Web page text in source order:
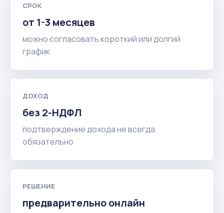
СРОК
от 1-3 месяцев
можно согласовать короткий или долгий
график
ДОХОД
без 2-НДФЛ
подтверждение дохода не всегда
обязательно
РЕШЕНИЕ
предварительно онлайн